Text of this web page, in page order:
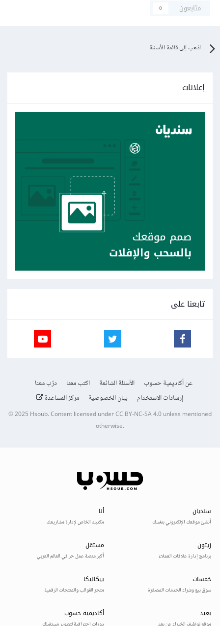
متابعون
0
اذهب إلى قائمة الأسئلة
إعلانات
تابعنا على
عن أكاديمية حسوب الأسئلة الشائعة اكتب معنا
درّب معنا
إرشادات الاستخدام
بيان الخصوصية مركز المساعدة
© 2025Hsoub.Content licensed underCC BY-NC-SA 4.0unless mentioned
otherwise.